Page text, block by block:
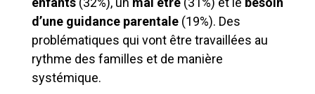
d’une guidance parentale (19%). Des
problématiques qui vont être travaillées au
rythme des familles et de manière
systémique.